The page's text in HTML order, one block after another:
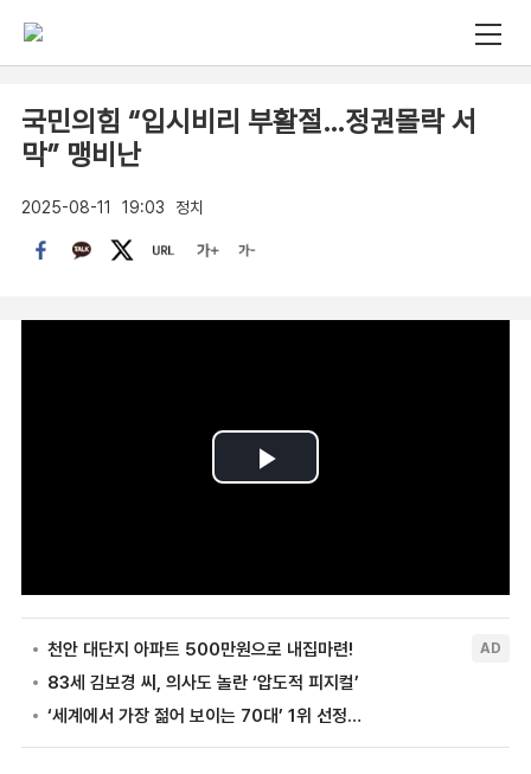
국민의힘 “입시비리 부활절…정권몰락 서
막” 맹비난
2025-08-11 19:03 정치